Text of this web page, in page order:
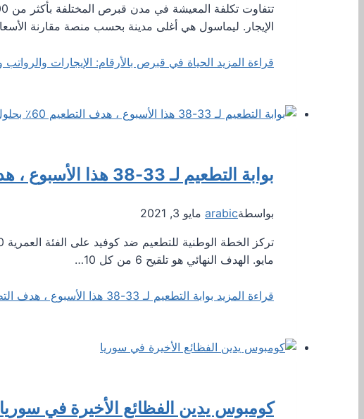
الإيجار. ليماسول هي أغلى مدينة بحسب منصة مقارنة
قراءة المزيد الحياة في قبرص بالأرقام: الإيجارات والرواتب
بوابة التطعيم لـ 33-38 هذا الأسبوع ، هدف التطعيم 60٪ بحلول أواخر يونيو
بواسطةarabic مايو 3, 2021
مايو. الهدف النهائي هو تلقيح 6 من كل 10…
قراءة المزيد بوابة التطعيم لـ 33-38 هذا الأسبوع ، هدف التطعيم 60٪ بحلول أواخر يونيو
كومبوس يدين الفظائع الأخيرة في سوريا